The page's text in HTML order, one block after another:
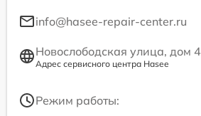
info@hasee-repair-center.ru
Новослободская улица, дом 4
Адрес сервисного центра Hasee
Режим работы: